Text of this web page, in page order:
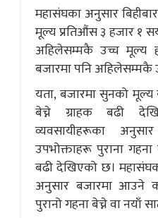
महासंघका अनुसार बिहीबार
मूल्य प्रतिऔंस ३ हजार १
अहिलेसम्मकै उच्च मूल्य
बजारमा पनि अहिलेसम्मकै
यता, बजारमा सुनको मूल्य
बेच्ने ग्राहक बढी
व्यवसायीहरूका
उपभोक्ताहरू पुराना
बढी देखिएको छ।
अनुसार बजारमा आउने
पुरानो गहना बेच्ने वा नयाँ